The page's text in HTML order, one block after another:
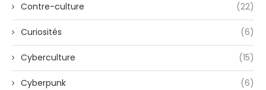
Contre-culture (22)
Curiosités (6)
Cyberculture (15)
Cyberpunk (6)